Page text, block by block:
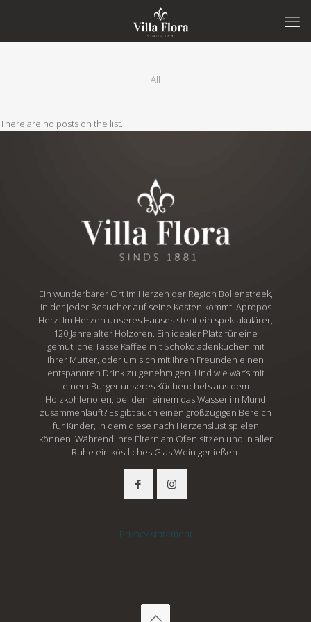
All
There are no posts on the list.
Ein wunderbarer Ort im Herzen der Region Bollenstreek,
in der jeder Besucher auf seine Kosten kommt. Apropos
Herz: Im Herzen unseres Hauses steht ein spektakulärer,
120 Jahre alter Holzofen. Ein idealer Platz für eine
gemütliche Tasse Kaffee mit Schokoladenkuchen mit
Ihrer Mutter, oder um sich mit Ihren Freunden einen
entspannten Drink zu genehmigen. Und wie wär‘s mit
einem Burger unseres Küchenchefs aus dem
Holzkohlenofen, bei dem einem das Wasser im Mund
zusammenläuft? Es gibt auch einen großzügigen Bereich
für Kinder, in dem diese nach Herzenslust spielen
können. Während ihre Eltern am Ofen sitzen und in aller
Ruhe ein köstliches Glas Wein genießen.
Privacy statement